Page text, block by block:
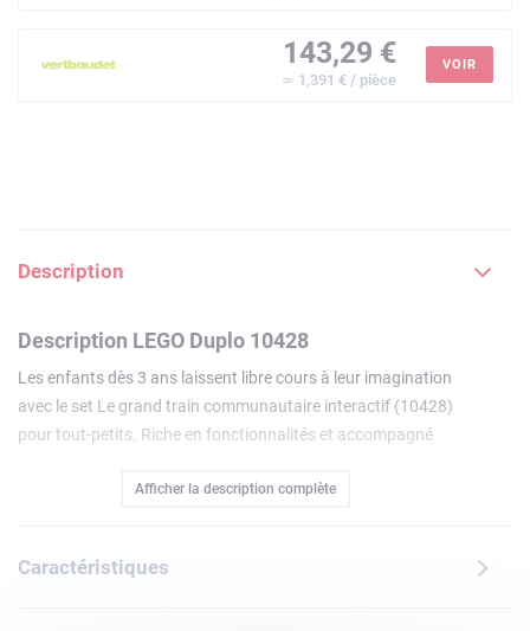
143,29 €
≃ 1,391 € / pièce
VOIR
Description
Description LEGO Duplo 10428
Les enfants dès 3 ans laissent libre cours à leur imagination
avec le set Le grand train communautaire interactif (10428)
pour tout-petits. Riche en fonctionnalités et accompagné
d'apprentissage. Le voyage des tout-petits démarre à la
peuvent remplir le train de marchandises, recharger la
Afficher la description complète
Caractéristiques